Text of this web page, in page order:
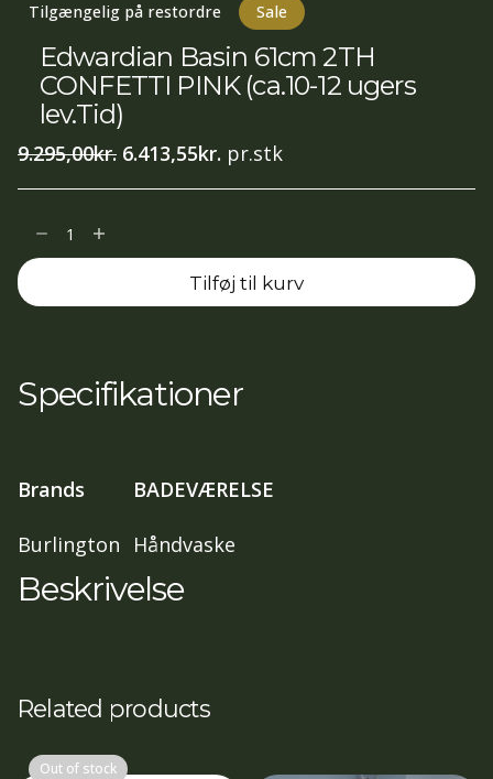
Tilgængelig på restordre Sale
Edwardian Basin 61cm 2TH
CONFETTI PINK (ca.10-12 ugers
lev.Tid)
9.295,00kr. Den
oprindelige
9.295,00kr..
6.413,55kr. Den
aktuelle
6.413,55kr..
pr.stk
Edwardian
Basin
61cm
PINK
(ca.10-
lev.Tid)
antal
Tilføj til kurv
Specifikationer
Brands BADEVÆRELSE
Burlington Håndvaske
Beskrivelse
Related products
Out of stock